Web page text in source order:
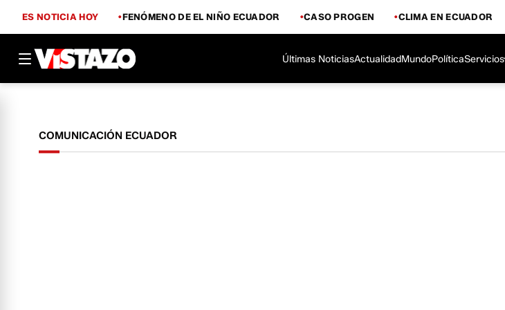
ES NOTICIA HOY FENÓMENO DE EL NIÑO ECUADOR CASO PROGEN CLIMA EN ECUADOR
Últimas NoticiasActualidadMundoPolíticaServicios
COMUNICACIÓN ECUADOR